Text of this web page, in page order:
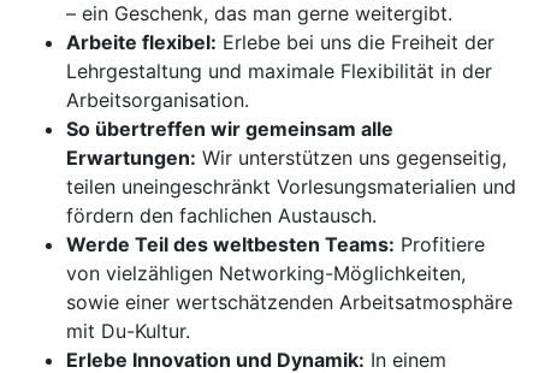
– ein Geschenk, das man gerne weitergibt.
Arbeite flexibel: Erlebe bei uns die Freiheit der
Lehrgestaltung und maximale Flexibilität in der
Arbeitsorganisation.
So übertreffen wir gemeinsam alle
Erwartungen: Wir unterstützen uns gegenseitig,
teilen uneingeschränkt Vorlesungsmaterialien und
fördern den fachlichen Austausch.
Werde Teil des weltbesten Teams: Profitiere
von vielzähligen Networking-Möglichkeiten,
sowie einer wertschätzenden Arbeitsatmosphäre
mit Du-Kultur.
Erlebe Innovation und Dynamik: In einem